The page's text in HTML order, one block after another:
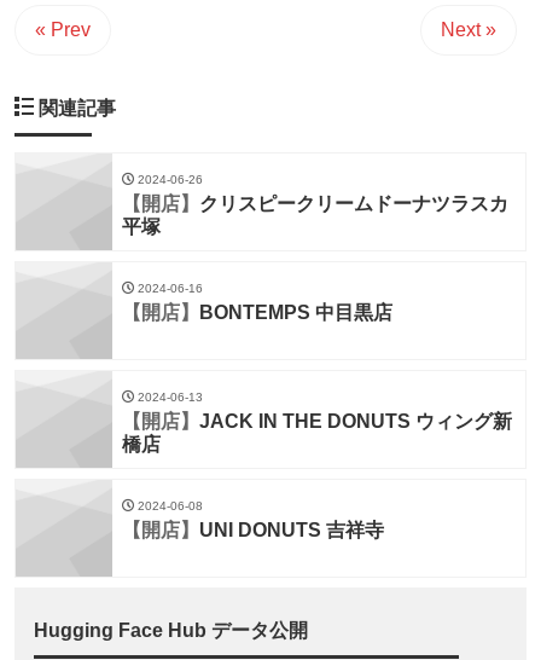
« Prev Next »
関連記事
2024-06-26
【開店】 クリスピークリームドーナツラスカ
平塚
2024-06-16
【開店】 BONTEMPS 中目黒店
2024-06-13
【開店】 JACK IN THE DONUTS ウィング新
橋店
2024-06-08
【開店】 UNI DONUTS 吉祥寺
Hugging Face Hub データ公開